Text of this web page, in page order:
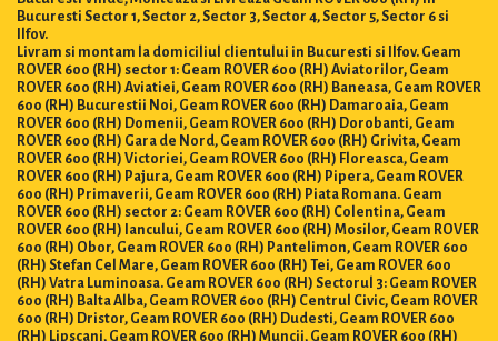
Bucuresti Sector 1, Sector 2, Sector 3, Sector 4, Sector 5, Sector 6 si
Ilfov.
Livram si montam la domiciliul clientului in Bucuresti si Ilfov. Geam
ROVER 600 (RH) sector 1: Geam ROVER 600 (RH) Aviatorilor, Geam
ROVER 600 (RH) Aviatiei, Geam ROVER 600 (RH) Baneasa, Geam ROVER
600 (RH) Bucurestii Noi, Geam ROVER 600 (RH) Damaroaia, Geam
ROVER 600 (RH) Domenii, Geam ROVER 600 (RH) Dorobanti, Geam
ROVER 600 (RH) Gara de Nord, Geam ROVER 600 (RH) Grivita, Geam
ROVER 600 (RH) Victoriei, Geam ROVER 600 (RH) Floreasca, Geam
ROVER 600 (RH) Pajura, Geam ROVER 600 (RH) Pipera, Geam ROVER
600 (RH) Primaverii, Geam ROVER 600 (RH) Piata Romana. Geam
ROVER 600 (RH) sector 2: Geam ROVER 600 (RH) Colentina, Geam
ROVER 600 (RH) Iancului, Geam ROVER 600 (RH) Mosilor, Geam ROVER
600 (RH) Obor, Geam ROVER 600 (RH) Pantelimon, Geam ROVER 600
(RH) Stefan Cel Mare, Geam ROVER 600 (RH) Tei, Geam ROVER 600
(RH) Vatra Luminoasa. Geam ROVER 600 (RH) Sectorul 3: Geam ROVER
600 (RH) Balta Alba, Geam ROVER 600 (RH) Centrul Civic, Geam ROVER
600 (RH) Dristor, Geam ROVER 600 (RH) Dudesti, Geam ROVER 600
(RH) Lipscani, Geam ROVER 600 (RH) Muncii, Geam ROVER 600 (RH)